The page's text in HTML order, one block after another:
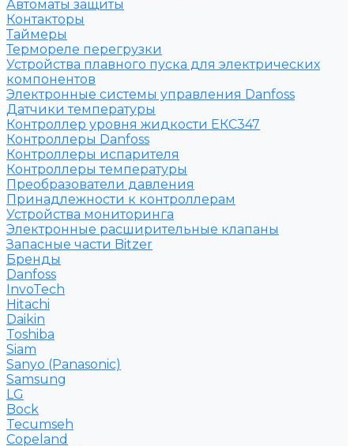
Автоматы защиты
Контакторы
Таймеры
Термореле перегрузки
Устройства плавного пуска для электрических
компонентов
Электронные системы управления Danfoss
Датчики температуры
Контроллер уровня жидкости ЕКС347
Контроллеры Danfoss
Контроллеры испарителя
Контроллеры температуры
Преобразователи давления
Принадлежности к контроллерам
Устройства мониторинга
Электронные расширительные клапаны
Запасные части Bitzer
Бренды
Danfoss
InvoTech
Hitachi
Daikin
Toshiba
Siam
Sanyo (Panasonic)
Samsung
LG
Bock
Tecumseh
Copeland